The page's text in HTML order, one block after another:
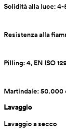
Solidità alla luce: 4-
Resistenza alla
Pilling: 4, EN ISO
Martindale: 50.000
Lavaggio
Lavaggio a secco